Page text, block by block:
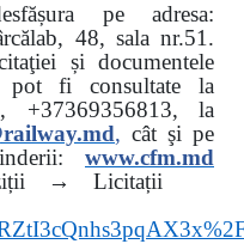
pe adresa:
48, sala nr.51.
și documentele
pot fi consultate la
+37369356813, la
, cât şi pe
www.cfm.md
→ Licitații